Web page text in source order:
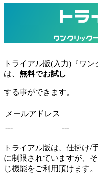
トラ
ワンクリッ
トライアル版(入力)『ワン
は、 無料でお試し
する事ができます。
メールアドレス
---
---
トライアル版は、仕掛け/
に制限されていますが、
じ機能をご利用頂けます